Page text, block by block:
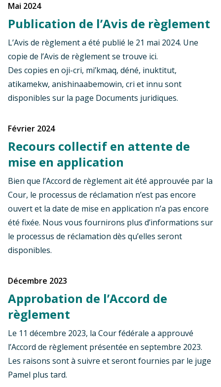
mai 2024
Publication de l’Avis de règlement
L’Avis de règlement a été publié le 21 mai 2024. Une
copie de l’Avis de règlement se trouve ici.
Des copies en oji-cri, mi’kmaq, déné, inuktitut,
atikamekw, anishinaabemowin, cri et innu sont
disponibles sur la page Documents juridiques.
février 2024
Recours collectif en attente de
mise en application
Bien que l’Accord de règlement ait été approuvée par la
Cour, le processus de réclamation n’est pas encore
ouvert et la date de mise en application n’a pas encore
été fixée. Nous vous fournirons plus d’informations sur
le processus de réclamation dès qu’elles seront
disponibles.
décembre 2023
Approbation de l’Accord de
règlement
Le 11 décembre 2023, la Cour fédérale a approuvé
l’Accord de règlement présentée en septembre 2023.
Les raisons sont à suivre et seront fournies par le juge
Pamel plus tard.